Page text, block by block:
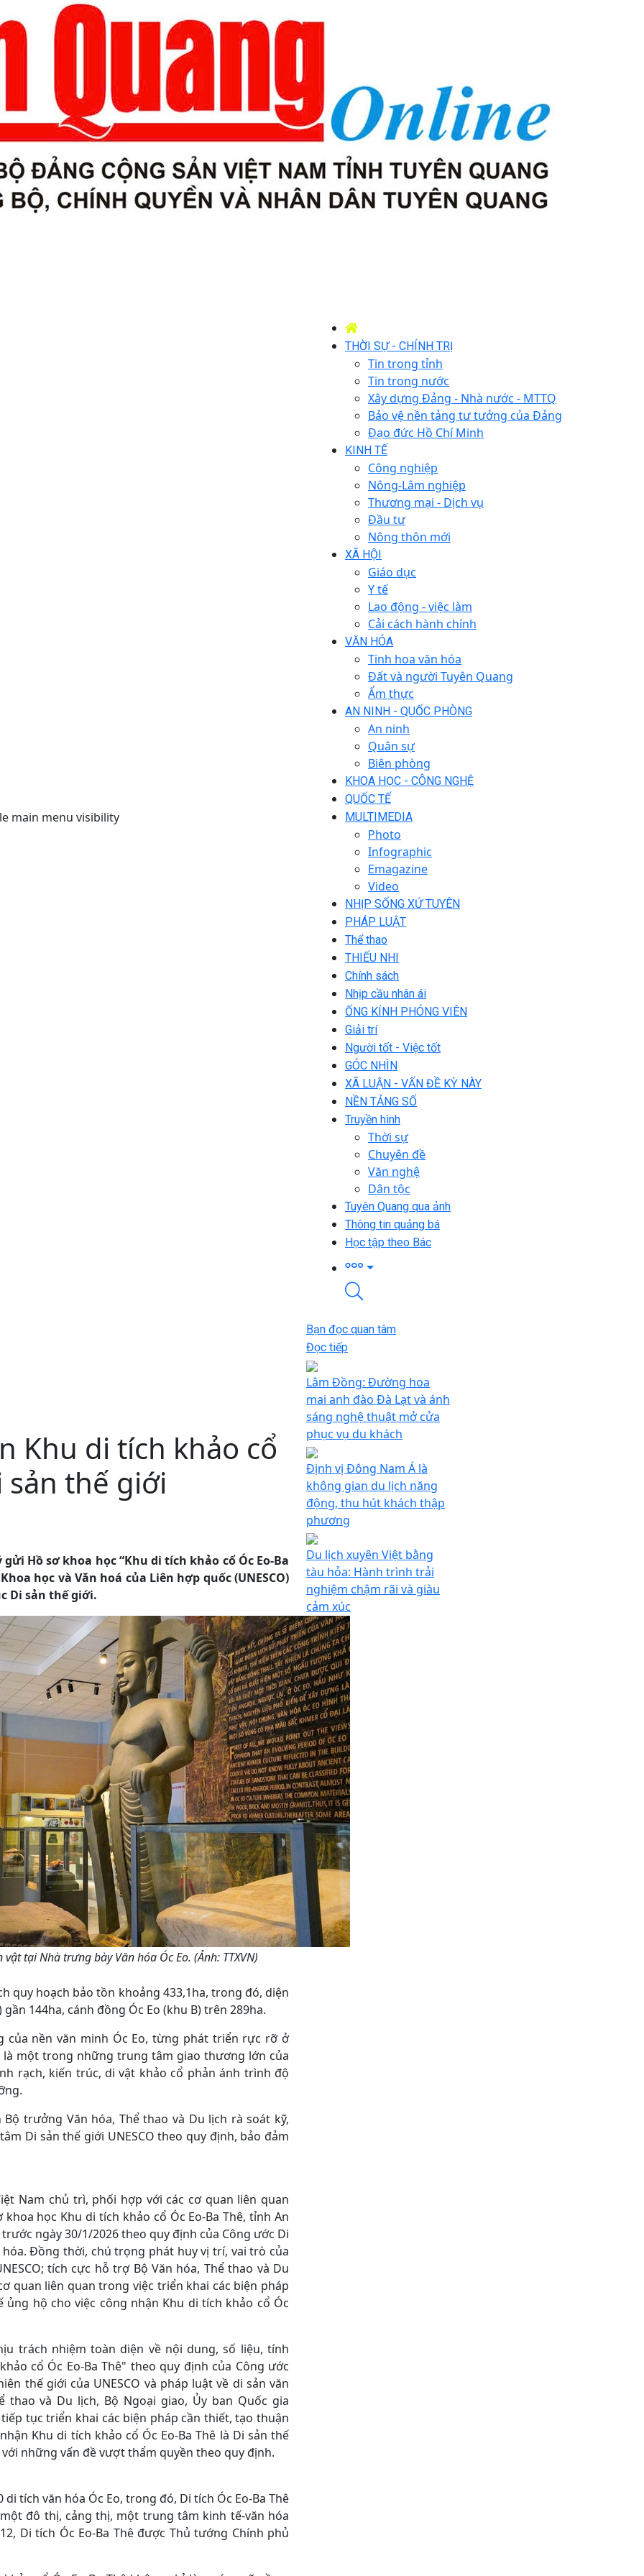
main menu visibility
THỜI SỰ - CHÍNH TRỊ
Tin trong tỉnh
Tin trong nước
Xây dựng Đảng - Nhà nước - MTTQ
Bảo vệ nền tảng tư tưởng của Đảng
Đạo đức Hồ Chí Minh
KINH TẾ
Công nghiệp
Nông-Lâm nghiệp
Thương mại - Dịch vụ
Đầu tư
Nông thôn mới
XÃ HỘI
Giáo dục
Y tế
Lao động - việc làm
Cải cách hành chính
VĂN HÓA
Tinh hoa văn hóa
Đất và người Tuyên Quang
Ẩm thực
AN NINH - QUỐC PHÒNG
An ninh
Quân sự
Biên phòng
KHOA HỌC - CÔNG NGHỆ
QUỐC TẾ
MULTIMEDIA
Photo
Infographic
Emagazine
Video
NHỊP SỐNG XỨ TUYÊN
PHÁP LUẬT
Thể thao
THIẾU NHI
Chính sách
Nhịp cầu nhân ái
ỐNG KÍNH PHÓNG VIÊN
Giải trí
Người tốt - Việc tốt
GÓC NHÌN
XÃ LUẬN - VẤN ĐỀ KỲ NÀY
NỀN TẢNG SỐ
Truyền hình
Thời sự
Chuyên đề
Văn nghệ
Dân tộc
Tuyên Quang qua ảnh
Thông tin quảng bá
Học tập theo Bác
Khu di tích khảo cổ
sản thế giới
Hồ sơ khoa học “Khu di tích khảo cổ Óc Eo-Ba
học và Văn hoá của Liên hợp quốc (UNESCO)
Di sản thế giới.
tại Nhà trưng bày Văn hóa Óc Eo. (Ảnh: TTXVN)
quy hoạch bảo tồn khoảng 433,1ha, trong đó, diện
144ha, cánh đồng Óc Eo (khu B) trên 289ha.
của nền văn minh Óc Eo, từng phát triển rực rỡ ở
một trong những trung tâm giao thương lớn của
rạch, kiến trúc, di vật khảo cổ phản ánh trình độ
trưởng Văn hóa, Thể thao và Du lịch rà soát kỹ,
Di sản thế giới UNESCO theo quy định, bảo đảm
Nam chủ trì, phối hợp với các cơ quan liên quan
học Khu di tích khảo cổ Óc Eo-Ba Thê, tỉnh An
ngày 30/1/2026 theo quy định của Công ước Di
Đồng thời, chú trọng phát huy vị trí, vai trò của
tích cực hỗ trợ Bộ Văn hóa, Thể thao và Du
quan liên quan trong việc triển khai các biện pháp
hộ cho việc công nhận Khu di tích khảo cổ Óc
trách nhiệm toàn diện về nội dung, số liệu, tính
cổ Óc Eo-Ba Thê" theo quy định của Công ước
thế giới của UNESCO và pháp luật về di sản văn
và Du lịch, Bộ Ngoại giao, Ủy ban Quốc gia
tiếp tục triển khai các biện pháp cần thiết, tạo thuận
Khu di tích khảo cổ Óc Eo-Ba Thê là Di sản thế
những vấn đề vượt thẩm quyền theo quy định.
tích văn hóa Óc Eo, trong đó, Di tích Óc Eo-Ba Thê
đô thị, cảng thị, một trung tâm kinh tế-văn hóa
Di tích Óc Eo-Ba Thê được Thủ tướng Chính phủ
Bạn đọc quan tâm
Đọc tiếp
Lâm Đồng: Đường hoa
mai anh đào Đà Lạt và ánh
sáng nghệ thuật mở cửa
phục vụ du khách
Định vị Đông Nam Á là
không gian du lịch năng
động, thu hút khách thập
phương
Du lịch xuyên Việt bằng
tàu hỏa: Hành trình trải
nghiệm chậm rãi và giàu
cảm xúc